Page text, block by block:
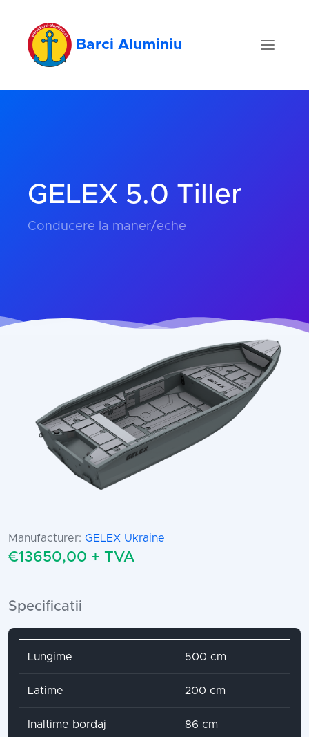
Barci Aluminiu
GELEX 5.0 Tiller
Conducere la maner/eche
Manufacturer: GELEX Ukraine
€13650,00 + TVA
Specificatii
Attribute name Attribute value
Lungime 500 cm
Latime 200 cm
Inaltime bordaj 86 cm